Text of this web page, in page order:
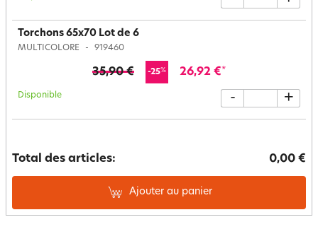
Torchons 65x70 Lot de 6
MULTICOLORE 919460
35,90 € -25% 26,92 €*
Disponible - +
Total des articles: 0,00 €
Ajouter au panier